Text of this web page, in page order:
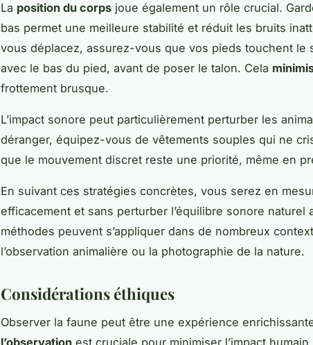
La position du corps joue également un rôle crucial.
bas permet une meilleure stabilité et réduit les bruits
vous déplacez, assurez-vous que vos pieds touchent le
avec le bas du pied, avant de poser le talon. Cela
frottement brusque.
L’impact sonore peut particulièrement perturber les
déranger, équipez-vous de vêtements souples qui ne
que le mouvement discret reste une priorité, même en
En suivant ces stratégies concrètes, vous serez en
efficacement et sans perturber l’équilibre sonore naturel
méthodes peuvent s’appliquer dans de nombreux
l’observation animalière ou la photographie de la nature.
Considérations éthiques
Observer la faune peut être une expérience